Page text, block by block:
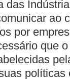
das
ao
por
que